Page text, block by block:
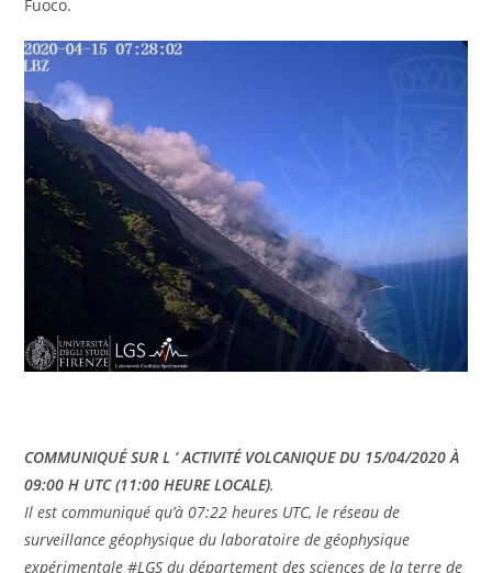
Fuoco.
COMMUNIQUÉ SUR L ‘ ACTIVITÉ VOLCANIQUE DU 15/04/2020 À
09:00 H UTC (11:00 HEURE LOCALE).
Il est communiqué qu’à 07:22 heures UTC, le réseau de
surveillance géophysique du laboratoire de géophysique
expérimentale #LGS du département des sciences de la terre de